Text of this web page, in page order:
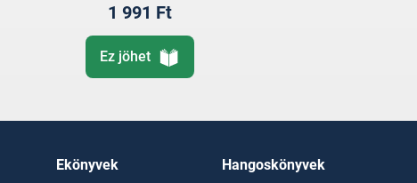
1 991 Ft
Ez jöhet
Ekönyvek Hangoskönyvek